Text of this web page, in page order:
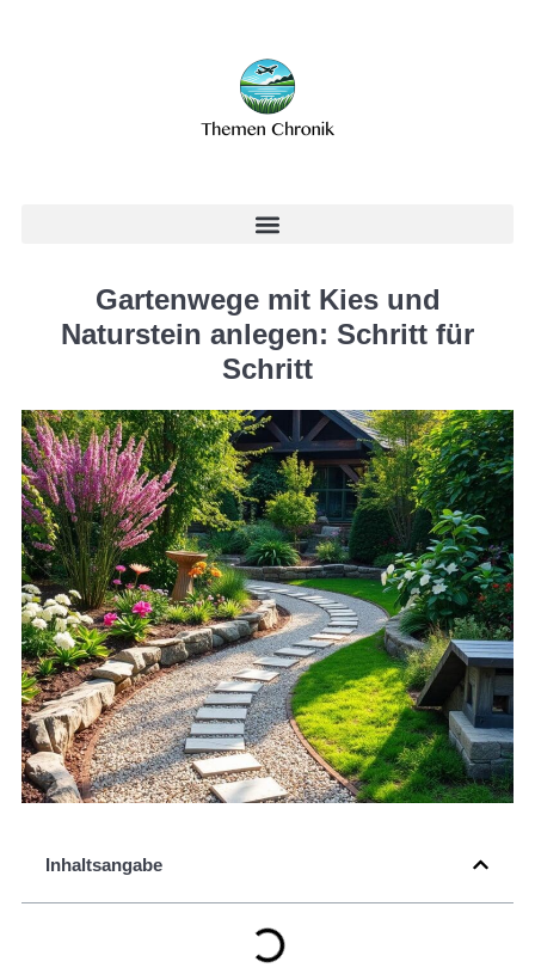
Gartenwege mit Kies und
Naturstein anlegen: Schritt für
Schritt
Inhaltsangabe